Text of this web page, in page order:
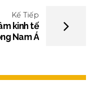
and
Kế Tiếp
kinh tế
Nam Á